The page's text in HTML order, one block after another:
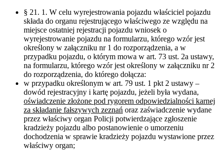
§ 21. 1. W celu wyrejestrowania pojazdu właściciel pojazdu
składa do organu rejestrującego właściwego ze względu na
miejsce ostatniej rejestracji pojazdu wniosek o
wyrejestrowanie pojazdu na formularzu, którego wzór jest
określony w załączniku nr 1 do rozporządzenia, a w
przypadku pojazdu, o którym mowa w art. 73 ust. 2a ustawy,
na formularzu, którego wzór jest określony w załączniku nr 2
do rozporządzenia, do którego dołącza:
w przypadku określonym w art. 79 ust. 1 pkt 2 ustawy –
dowód rejestracyjny i kartę pojazdu, jeżeli była wydana,
oświadczenie złożone pod rygorem odpowiedzialności karnej
za składanie fałszywych zeznań oraz zaświadczenie wydane
przez właściwy organ Policji potwierdzające zgłoszenie
kradzieży pojazdu albo postanowienie o umorzeniu
dochodzenia w sprawie kradzieży pojazdu wystawione przez
właściwy organ;